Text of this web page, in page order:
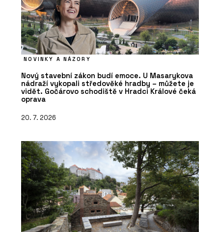
NOVINKY A NÁZORY
Nový stavební zákon budí emoce. U Masarykova
nádraží vykopali středověké hradby – můžete je
vidět. Gočárovo schodiště v Hradci Králové čeká
oprava
20. 7. 2026